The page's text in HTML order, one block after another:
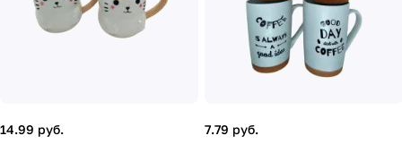
14.99 руб. 7.79 руб.